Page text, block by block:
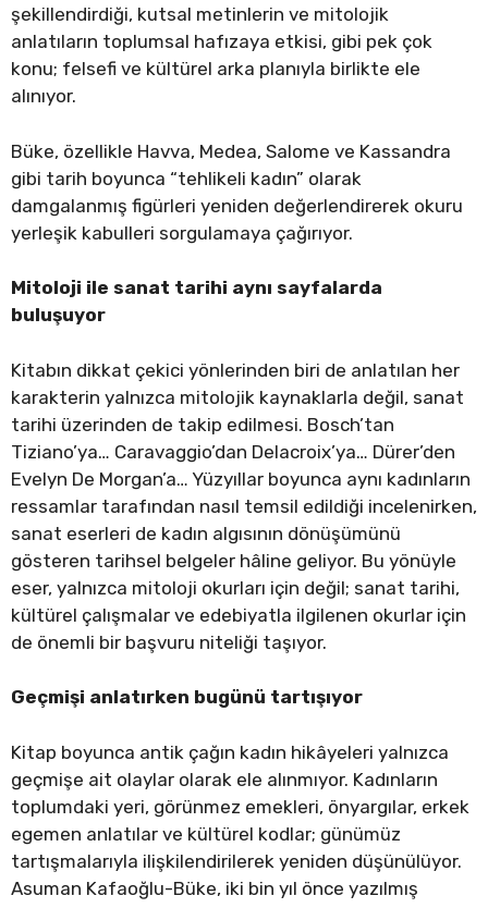
şekillendirdiği, kutsal metinlerin ve mitolojik
anlatıların toplumsal hafızaya etkisi, gibi pek çok
konu; felsefi ve kültürel arka planıyla birlikte ele
alınıyor.
Büke, özellikle Havva, Medea, Salome ve Kassandra
gibi tarih boyunca “tehlikeli kadın” olarak
damgalanmış figürleri yeniden değerlendirerek okuru
yerleşik kabulleri sorgulamaya çağırıyor.
Mitoloji ile sanat tarihi aynı sayfalarda
buluşuyor
Kitabın dikkat çekici yönlerinden biri de anlatılan her
karakterin yalnızca mitolojik kaynaklarla değil, sanat
tarihi üzerinden de takip edilmesi. Bosch’tan
Tiziano’ya… Caravaggio’dan Delacroix’ya… Dürer’den
Evelyn De Morgan’a… Yüzyıllar boyunca aynı kadınların
ressamlar tarafından nasıl temsil edildiği incelenirken,
sanat eserleri de kadın algısının dönüşümünü
gösteren tarihsel belgeler hâline geliyor. Bu yönüyle
eser, yalnızca mitoloji okurları için değil; sanat tarihi,
kültürel çalışmalar ve edebiyatla ilgilenen okurlar için
de önemli bir başvuru niteliği taşıyor.
Geçmişi anlatırken bugünü tartışıyor
Kitap boyunca antik çağın kadın hikâyeleri yalnızca
geçmişe ait olaylar olarak ele alınmıyor. Kadınların
toplumdaki yeri, görünmez emekleri, önyargılar, erkek
egemen anlatılar ve kültürel kodlar; günümüz
tartışmalarıyla ilişkilendirilerek yeniden düşünülüyor.
Asuman Kafaoğlu-Büke, iki bin yıl önce yazılmış